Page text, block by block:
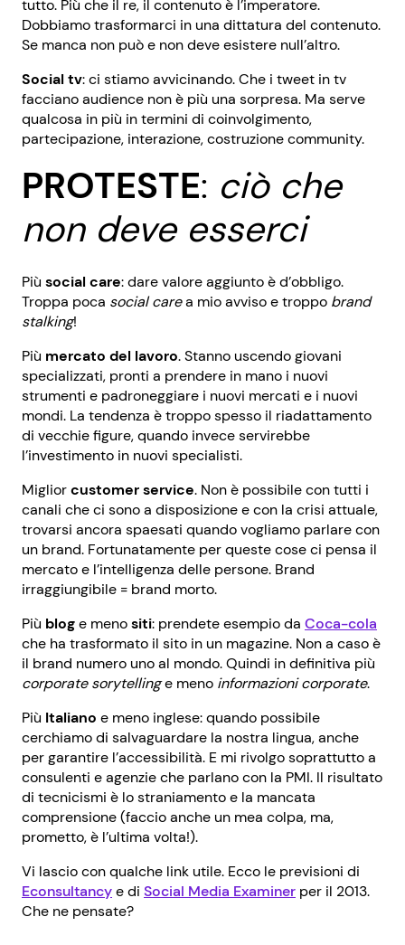
tutto. Più che il re, il contenuto è l’imperatore.
Dobbiamo trasformarci in una dittatura del contenuto.
Se manca non può e non deve esistere null’altro.
Social tv: ci stiamo avvicinando. Che i tweet in tv
facciano audience non è più una sorpresa. Ma serve
qualcosa in più in termini di coinvolgimento,
partecipazione, interazione, costruzione community.
PROTESTE: ciò che
non deve esserci
Più social care: dare valore aggiunto è d’obbligo.
Troppa poca social carea mio avviso e troppo brand
stalking!
Più mercato del lavoro. Stanno uscendo giovani
specializzati, pronti a prendere in mano i nuovi
strumenti e padroneggiare i nuovi mercati e i nuovi
mondi. La tendenza è troppo spesso il riadattamento
di vecchie figure, quando invece servirebbe
l’investimento in nuovi specialisti.
Migliorcustomer service. Non è possibile con tutti i
canali che ci sono a disposizione e con la crisi attuale,
trovarsi ancora spaesati quando vogliamo parlare con
un brand. Fortunatamente per queste cose ci pensa il
mercato e l’intelligenza delle persone. Brand
irraggiungibile = brand morto.
Più bloge menositi: prendete esempio da Coca-cola
che ha trasformato il sito in un magazine. Non a caso è
il brand numero uno al mondo. Quindi in definitiva più
corporate sorytellinge meno informazioni corporate.
Più Italiano e meno inglese: quando possibile
cerchiamo di salvaguardare la nostra lingua, anche
per garantire l’accessibilità. E mi rivolgo soprattutto a
consulenti e agenzie che parlano con la PMI. Il risultato
di tecnicismi è lo straniamento e la mancata
comprensione (faccio anche un mea colpa, ma,
prometto, è l’ultima volta!).
Vi lascio con qualche link utile. Ecco le previsioni di
Econsultancye di Social Media Examiner per il 2013.
Che ne pensate?